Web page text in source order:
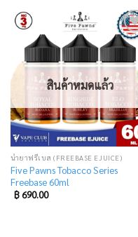
to
wishlist
สินค้าหมดแล้ว
น้ำยาฟรีเบส (FREEBASE EJUICE)
Five Pawns Tobacco Series
Freebase 60ml
฿690.00